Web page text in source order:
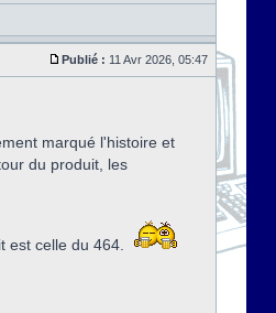
Publié : 11 Avr 2026, 05:47
marqué l'histoire et
du produit, les
est celle du 464.